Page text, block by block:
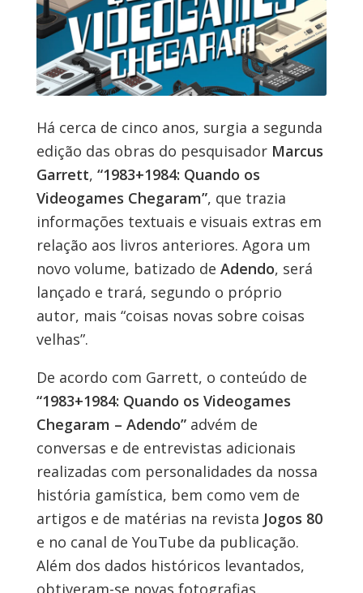
Há cerca de cinco anos, surgia a segunda
edição das obras do pesquisador Marcus
Garrett, “1983+1984: Quando os
Videogames Chegaram”, que trazia
informações textuais e visuais extras em
relação aos livros anteriores. Agora um
novo volume, batizado de Adendo, será
lançado e trará, segundo o próprio
autor, mais “coisas novas sobre coisas
velhas”.
De acordo com Garrett, o conteúdo de
“1983+1984: Quando os Videogames
Chegaram – Adendo”advém de
conversas e de entrevistas adicionais
realizadas com personalidades da nossa
história gamística, bem como vem de
artigos e de matérias na revista Jogos 80
e no canal de YouTube da publicação.
Além dos dados históricos levantados,